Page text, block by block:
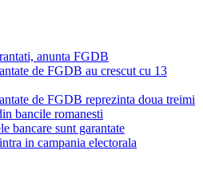
anunta FGDB
de FGDB au crescut cu 13
de FGDB reprezinta doua treimi
bancile romanesti
bancare sunt garantate
in campania electorala